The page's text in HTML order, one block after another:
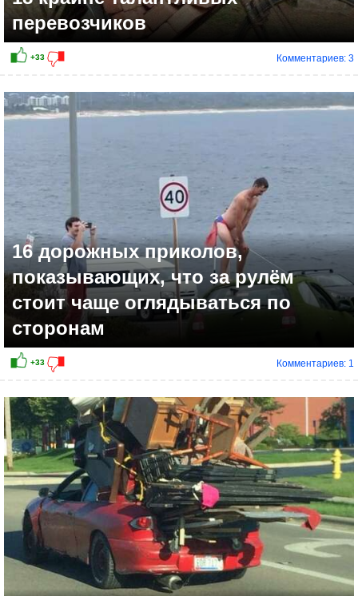
+18
перевозчиков
Комментариев: 3
16 дорожных приколов,
показывающих, что за рулём
стоит чаще оглядываться по
сторонам
Комментариев: 1